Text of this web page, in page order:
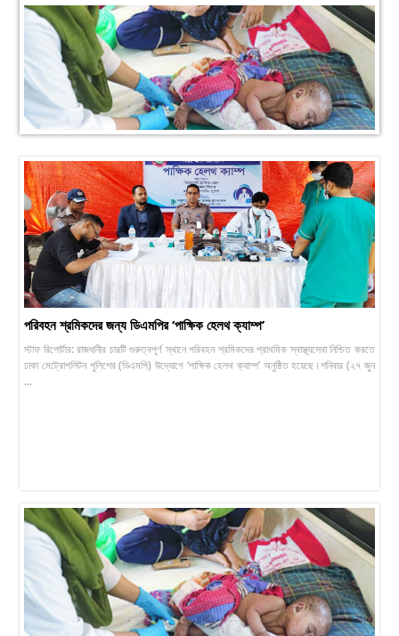
পরিবহন শ্রমিকদের জন্য ডিএমপির ‘পাক্ষিক হেলথ ক্যাম্প’
স্টাফ রিপোর্টার: রাজধানীর চারটি গুরুত্বপূর্ণ স্থানে পরিবহন শ্রমিকদের প্রাথমিক স্বাস্থ্যসেবা নিশ্চিত করতে
ঢাকা মেট্রোপলিটন পুলিশের (ডিএমপি) উদ্যোগে ‘পাক্ষিক হেলথ ক্যাম্প’ অনুষ্ঠিত হয়েছে।শনিবার (২৭ জুন
...